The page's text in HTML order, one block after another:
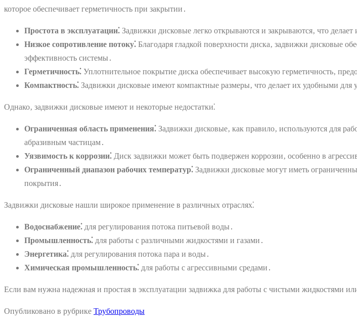
которое обеспечивает герметичность при закрытии․
Простота в эксплуатации⁚ Задвижки дисковые легко открываются и закрываются‚ что
Низкое сопротивление потоку⁚ Благодаря гладкой поверхности диска‚ задвижки дисковые
эффективность системы․
Герметичность⁚ Уплотнительное покрытие диска обеспечивает высокую герметичность‚
Компактность⁚ Задвижки дисковые имеют компактные размеры‚ что делает их удобными для
Однако‚ задвижки дисковые имеют и некоторые недостатки⁚
Ограниченная область применения⁚ Задвижки дисковые‚ как правило‚ используются для
абразивным частицам․
Уязвимость к коррозии⁚ Диск задвижки может быть подвержен коррозии‚ особенно в
Ограниченный диапазон рабочих температур⁚ Задвижки дисковые могут иметь
покрытия․
Задвижки дисковые нашли широкое применение в различных отраслях⁚
Водоснабжение⁚ для регулирования потока питьевой воды․
Промышленность⁚ для работы с различными жидкостями и газами․
Энергетика⁚ для регулирования потока пара и воды․
Химическая промышленность⁚ для работы с агрессивными средами․
Если вам нужна надежная и простая в эксплуатации задвижка для работы с чистыми жидкостями
Опубликовано в рубрике Трубопроводы